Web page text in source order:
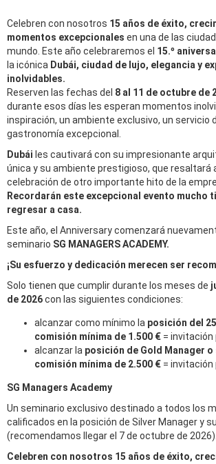
Celebren con nosotros 15 años de éxito,
momentos excepcionales en una de las
mundo. Este año celebraremos el 15.º
la icónica Dubái, ciudad de lujo, elegancia y
inolvidables.
Reserven las fechas del 8 al 11 de octubre de
durante esos días les esperan momentos
inspiración, un ambiente exclusivo, un servicio
gastronomía excepcional.
Dubái les cautivará con su impresionante
única y su ambiente prestigioso, que resaltará
celebración de otro importante hito de la
Recordarán este excepcional evento mucho
regresar a casa.
Este año, el Anniversary comenzará
seminario SG MANAGERS ACADEMY.
¡Su esfuerzo y dedicación merecen ser
Solo tienen que cumplir durante los meses de
de 2026con las siguientes condiciones:
alcanzar como mínimo la posición del
comisión mínima de 1.500 € = invitación
alcanzar la posición de Gold Manager
comisión mínima de 2.500 € = invitación
SG Managers Academy
Un seminario exclusivo destinado a todos los
calificados en la posición de Silver Manager y
(recomendamos llegar el 7 de octubre de 2026).
Celebren con nosotros 15 años de éxito,